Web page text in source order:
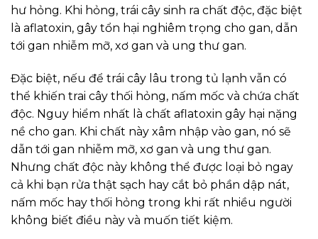
hư hỏng. Khi hỏng, trái cây sinh ra chất độc, đặc biệt
là aflatoxin, gây tổn hại nghiêm trọng cho gan, dẫn
tới gan nhiễm mỡ, xơ gan và ung thư gan.
Đặc biệt, nếu để trái cây lâu trong tủ lạnh vẫn có
thể khiến trai cây thối hỏng, nấm mốc và chứa chất
độc. Nguy hiểm nhất là chất aflatoxin gây hại nặng
nề cho gan. Khi chất này xâm nhập vào gan, nó sẽ
dẫn tới gan nhiễm mỡ, xơ gan và ung thư gan.
Nhưng chất độc này không thể được loại bỏ ngay
cả khi bạn rửa thật sạch hay cắt bỏ phần dập nát,
nấm mốc hay thối hỏng trong khi rất nhiều người
không biết điều này và muốn tiết kiệm.